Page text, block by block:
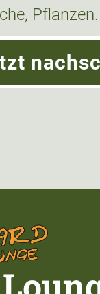
Pflanzen.